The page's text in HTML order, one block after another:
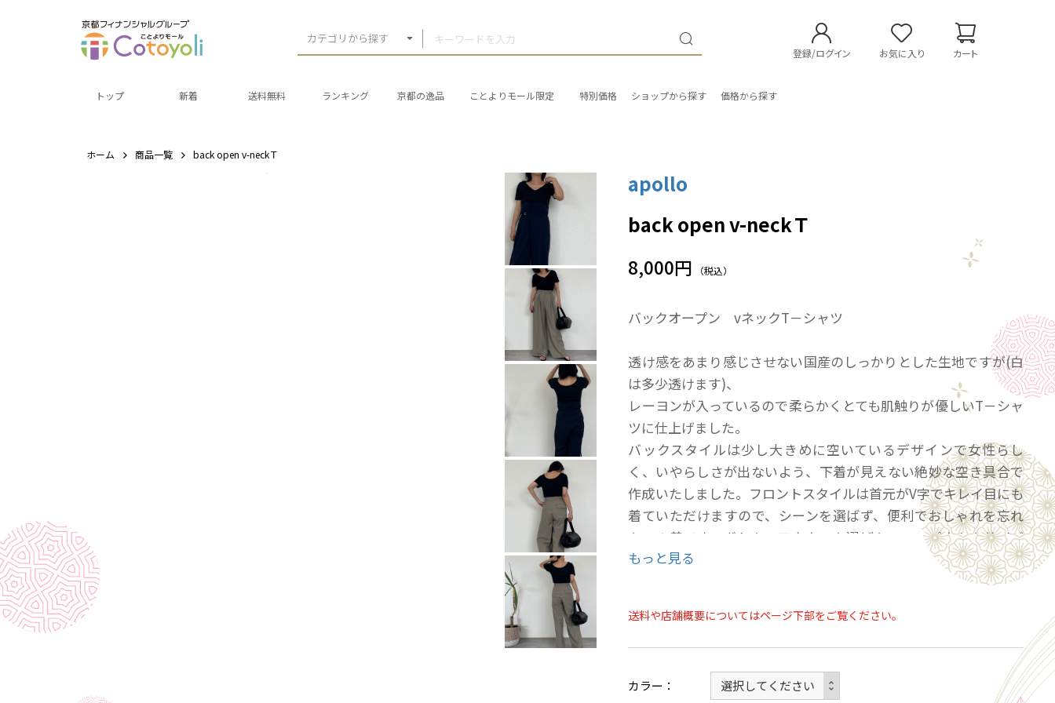
カテゴリから探す
登録/ログイン お気に入り カート
トップ 新着 送料無料 ランキング 京都の逸品 ことよりモール限定 特別価格 ショップから探す 価格から探す
ホーム 商品一覧 back open v-neckＴ
apollo
back open v-neckＴ
8,000円 （税込）
バックオープン vネックT－シャツ
透け感をあまり感じさせない国産のしっかりとした生地ですが(白
は多少透けます)、
レーヨンが入っているので柔らかくとても肌触りが優しいT－シャ
ツに仕上げました。
バックスタイルは少し大きめに空いているデザインで女性らし
く、いやらしさが出ないよう、下着が見えない絶妙な空き具合で
作成いたしました。フロントスタイルは首元がV字でキレイ目にも
着ていただけますので、シーンを選ばず、便利でおしゃれを忘れ
ない１着です。ボトム、アウターを選ばないコンパクトなサイズ
感で様々なスタイリングを楽しんでいただけます。また、サイド
にスリットが入っていますので、体型をすっきり見せ、動きやす
前後逆に着ていただけますので、フロントスタイルがUネック、バ
ックスタイルがVネックでもお楽しみいただけます。
もっと見る
送料や店舗概要についてはページ下部をご覧ください。
カラー